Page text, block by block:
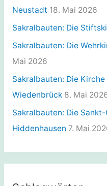
Neustadt 18. Mai 2026
Sakralbauten: Die
Sakralbauten: Die
Mai 2026
Sakralbauten: Die
Wiedenbrück 8. Mai
Sakralbauten: Die
Hiddenhausen 7. Mai